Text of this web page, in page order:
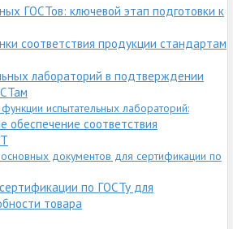
ГОСТов: ключевой этап подготовки к
соответствия продукции стандартам
лабораторий в подтверждении
испытательных лабораторий:
обеспечение соответствия
документов для сертификации по
по ГОСТу для
товара